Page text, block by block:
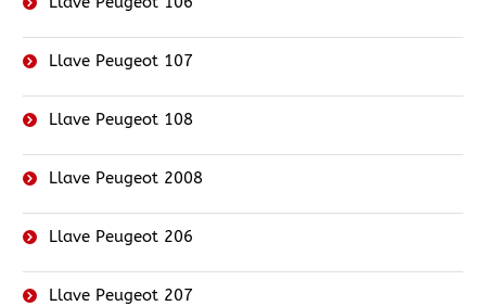
Llave Peugeot 107
Llave Peugeot 108
Llave Peugeot 2008
Llave Peugeot 206
Llave Peugeot 207